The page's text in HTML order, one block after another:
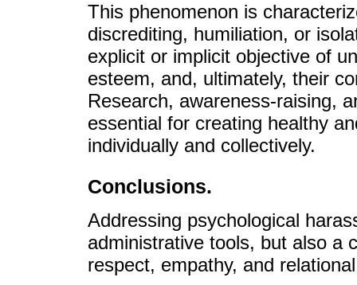
This phenomenon is
discrediting, humiliation, or
explicit or implicit objective of
esteem, and, ultimately, their
Research, awareness-raising,
essential for creating healthy
individually and collectively.
Conclusions.
Addressing psychological
administrative tools, but also a
respect, empathy, and